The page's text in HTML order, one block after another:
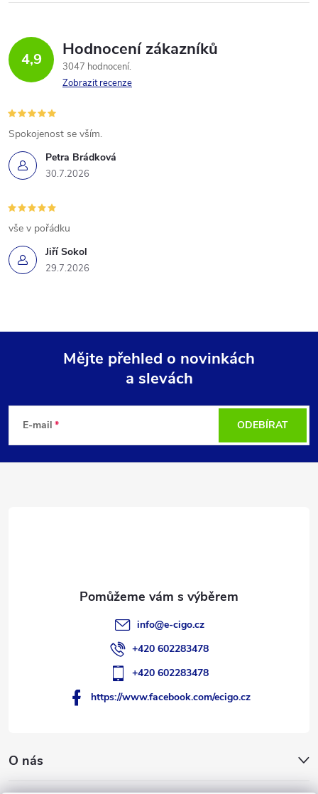
4,9 Hodnocení zákazníků
3047 hodnocení
Zobrazit recenze
Petra Brádková
30.7.2026
Spokojenost se vším.
Jiří Sokol
29.7.2026
vše v pořádku
p
Mějte přehled o novinkách
a slevách
E-mail ODEBÍRAT
O nás
info@e-cigo.cz
+420 602283478
+420 602283478
https://www.facebook.com/ecigo.cz